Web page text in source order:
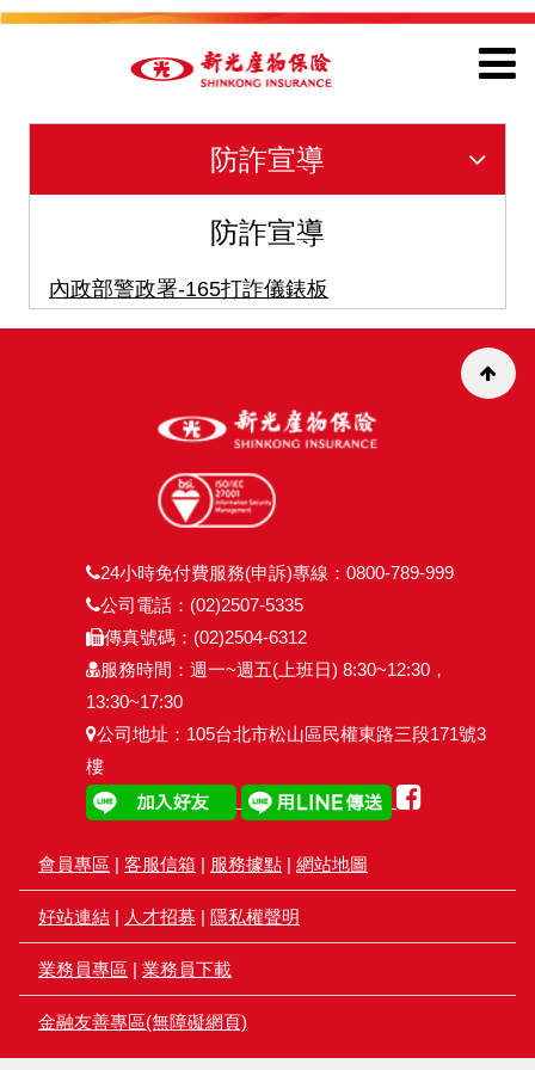
防詐宣導
防詐宣導
內政部警政署-165打詐儀錶板
24小時免付費服務(申訴)專線：0800-789-999
公司電話：(02)2507-5335
傳真號碼：(02)2504-6312
服務時間：週一~週五(上班日) 8:30~12:30，
13:30~17:30
公司地址：105台北市松山區民權東路三段171號3
樓
會員專區 | 客服信箱 | 服務據點 | 網站地圖
好站連結 | 人才招募 | 隱私權聲明
業務員專區 | 業務員下載
金融友善專區(無障礙網頁)